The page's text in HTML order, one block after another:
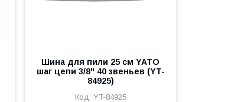
Шина для пили 25 см YATO
шаг цепи 3/8" 40 звеньев (YT-
84925)
YT-84925